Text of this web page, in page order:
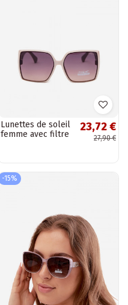
Lunettes de soleil
femme avec filtre
23,72 €
27,90 €
-15%